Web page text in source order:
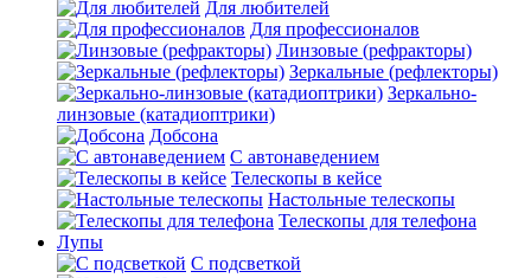
Для любителей
Для профессионалов
Линзовые (рефракторы)
Зеркальные (рефлекторы)
Зеркально-
линзовые (катадиоптрики)
Добсона
С автонаведением
Телескопы в кейсе
Настольные телескопы
Телескопы для телефона
Лупы
С подсветкой